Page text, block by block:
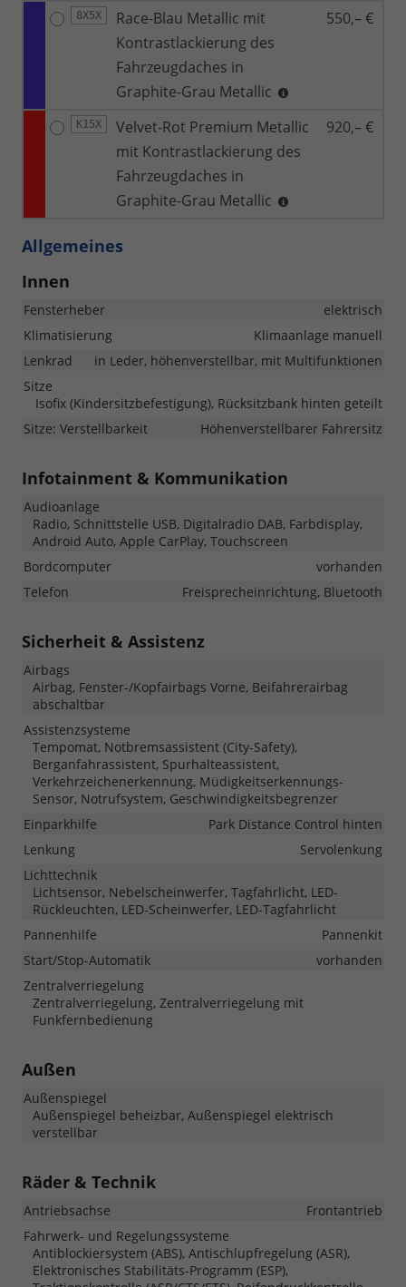
8X5X
Race-Blau Metallic mit
Kontrastlackierung des
Fahrzeugdaches in
Graphite-Grau Metallic
550,– €
K15X
Velvet-Rot Premium Metallic
mit Kontrastlackierung des
Fahrzeugdaches in
Graphite-Grau Metallic
920,– €
Allgemeines
Innen
Fensterheber
elektrisch
Klimatisierung
Klimaanlage manuell
Lenkrad
in Leder, höhenverstellbar, mit Multifunktionen
Sitze
Isofix (Kindersitzbefestigung), Rücksitzbank hinten geteilt
Sitze: Verstellbarkeit
Höhenverstellbarer Fahrersitz
Infotainment & Kommunikation
Audioanlage
Radio, Schnittstelle USB, Digitalradio DAB, Farbdisplay,
Android Auto, Apple CarPlay, Touchscreen
Bordcomputer
vorhanden
Telefon
Freisprecheinrichtung, Bluetooth
Sicherheit & Assistenz
Airbags
Airbag, Fenster-/Kopfairbags Vorne, Beifahrerairbag
abschaltbar
Assistenzsysteme
Tempomat, Notbremsassistent (City-Safety),
Berganfahrassistent, Spurhalteassistent,
Verkehrzeichenerkennung, Müdigkeitserkennungs-
Sensor, Notrufsystem, Geschwindigkeitsbegrenzer
Einparkhilfe
Park Distance Control hinten
Lenkung
Servolenkung
Lichttechnik
Lichtsensor, Nebelscheinwerfer, Tagfahrlicht, LED-
Rückleuchten, LED-Scheinwerfer, LED-Tagfahrlicht
Pannenhilfe
Pannenkit
Start/Stop-Automatik
vorhanden
Zentralverriegelung
Zentralverriegelung, Zentralverriegelung mit
Funkfernbedienung
Außen
Außenspiegel
Außenspiegel beheizbar, Außenspiegel elektrisch
verstellbar
Räder & Technik
Antriebsachse
Frontantrieb
Fahrwerk- und Regelungssysteme
Antiblockiersystem (ABS), Antischlupfregelung (ASR),
Elektronisches Stabilitäts-Programm (ESP),